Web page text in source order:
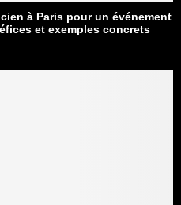
à Paris pour un événement
et exemples concrets